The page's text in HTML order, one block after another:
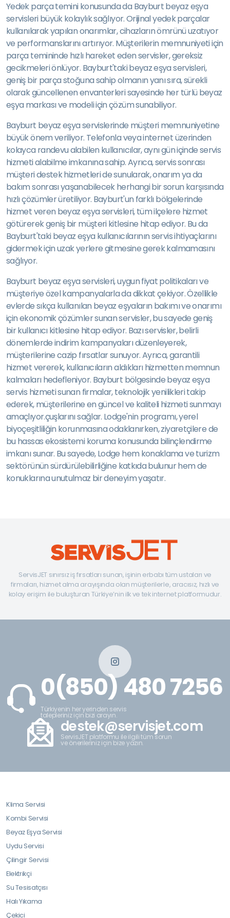
Yedek parça temini konusunda da Bayburt beyaz eşya
servisleri büyük kolaylık sağlıyor. Orijinal yedek parçalar
kullanılarak yapılan onarımlar, cihazların ömrünü uzatıyor
ve performanslarını artırıyor. Müşterilerin memnuniyeti için
parça temininde hızlı hareket eden servisler, gereksiz
gecikmeleri önlüyor. Bayburt'taki beyaz eşya servisleri,
geniş bir parça stoğuna sahip olmanın yanı sıra, sürekli
olarak güncellenen envanterleri sayesinde her türlü beyaz
eşya markası ve modeli için çözüm sunabiliyor.
Bayburt beyaz eşya servislerinde müşteri memnuniyetine
büyük önem veriliyor. Telefonla veya internet üzerinden
kolayca randevu alabilen kullanıcılar, aynı gün içinde servis
hizmeti alabilme imkanına sahip. Ayrıca, servis sonrası
müşteri destek hizmetleri de sunularak, onarım ya da
bakım sonrası yaşanabilecek herhangi bir sorun karşısında
hızlı çözümler üretiliyor. Bayburt'un farklı bölgelerinde
hizmet veren beyaz eşya servisleri, tüm ilçelere hizmet
götürerek geniş bir müşteri kitlesine hitap ediyor. Bu da
Bayburt'taki beyaz eşya kullanıcılarının servis ihtiyaçlarını
gidermek için uzak yerlere gitmesine gerek kalmamasını
sağlıyor.
Bayburt beyaz eşya servisleri, uygun fiyat politikaları ve
müşteriye özel kampanyalarla da dikkat çekiyor. Özellikle
evlerde sıkça kullanılan beyaz eşyaların bakımı ve onarımı
için ekonomik çözümler sunan servisler, bu sayede geniş
bir kullanıcı kitlesine hitap ediyor. Bazı servisler, belirli
dönemlerde indirim kampanyaları düzenleyerek,
müşterilerine cazip fırsatlar sunuyor. Ayrıca, garantili
hizmet vererek, kullanıcıların aldıkları hizmetten memnun
kalmaları hedefleniyor. Bayburt bölgesinde beyaz eşya
servis hizmeti sunan firmalar, teknolojik yenilikleri takip
ederek, müşterilerine en güncel ve kaliteli hizmeti sunmayı
amaçlıyor.çuşlarını sağlar. Lodge'nin programı, yerel
biyoçeşitliliğin korunmasına odaklanırken, ziyaretçilere de
bu hassas ekosistemi koruma konusunda bilinçlendirme
imkanı sunar. Bu sayede, Lodge hem konaklama ve turizm
sektörünün sürdürülebilirliğine katkıda bulunur hem de
konuklarına unutulmaz bir deneyim yaşatır.
ServisJET sınırsız iş fırsatları sunan, işinin erbabı tüm ustaları ve
firmaları, hizmet alma arayışında olan müşterilerle, aracısız, hızlı ve
kolay erişim ile buluşturan Türkiye’nin ilk ve tek internet platformudur.
0(850) 480 7256
Türkiyenin her yerinden servis
talepleriniz için bizi arayın.
destek@servisjet.com
ServisJET platformu ile ilgili tüm sorun
ve önerileriniz için bize yazın.
Klima Servisi
Kombi Servisi
Beyaz Eşya Servisi
Uydu Servisi
Çilingir Servisi
Elektrikçi
Su Tesisatçısı
Halı Yıkama
Çekici